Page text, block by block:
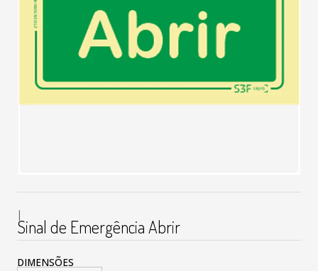
|
Sinal de Emergência Abrir
DIMENSÕES